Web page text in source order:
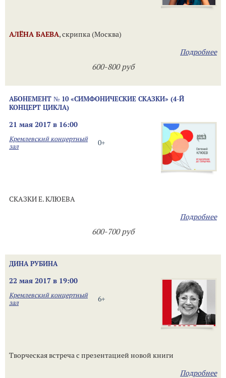
АЛЁНА БАЕВА, скрипка (Москва)
Подробнее
600-800 руб
АБОНЕМЕНТ № 10 «СИМФОНИЧЕСКИЕ СКАЗКИ» (4-Й
КОНЦЕРТ ЦИКЛА)
21 мая 2017 в 16:00
0+
Кремлевский концертный
зал
СКАЗКИ Е. КЛЮЕВА
Подробнее
600-700 руб
ДИНА РУБИНА
22 мая 2017 в 19:00
6+
Кремлевский концертный
зал
Творческая встреча с презентацией новой книги
Подробнее